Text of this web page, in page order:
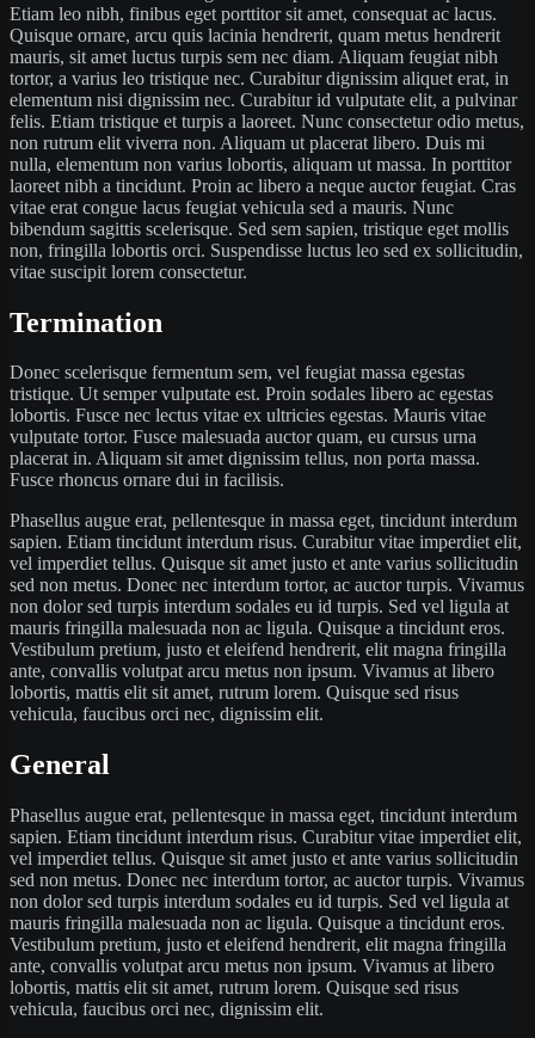
Etiam leo nibh, finibus eget porttitor sit amet, consequat ac lacus.
Quisque ornare, arcu quis lacinia hendrerit, quam metus hendrerit
mauris, sit amet luctus turpis sem nec diam. Aliquam feugiat nibh
tortor, a varius leo tristique nec. Curabitur dignissim aliquet erat, in
elementum nisi dignissim nec. Curabitur id vulputate elit, a pulvinar
felis. Etiam tristique et turpis a laoreet. Nunc consectetur odio metus,
non rutrum elit viverra non. Aliquam ut placerat libero. Duis mi
nulla, elementum non varius lobortis, aliquam ut massa. In porttitor
laoreet nibh a tincidunt. Proin ac libero a neque auctor feugiat. Cras
vitae erat congue lacus feugiat vehicula sed a mauris. Nunc
bibendum sagittis scelerisque. Sed sem sapien, tristique eget mollis
non, fringilla lobortis orci. Suspendisse luctus leo sed ex sollicitudin,
vitae suscipit lorem consectetur.
Termination
Donec scelerisque fermentum sem, vel feugiat massa egestas
tristique. Ut semper vulputate est. Proin sodales libero ac egestas
lobortis. Fusce nec lectus vitae ex ultricies egestas. Mauris vitae
vulputate tortor. Fusce malesuada auctor quam, eu cursus urna
placerat in. Aliquam sit amet dignissim tellus, non porta massa.
Fusce rhoncus ornare dui in facilisis.
Phasellus augue erat, pellentesque in massa eget, tincidunt interdum
sapien. Etiam tincidunt interdum risus. Curabitur vitae imperdiet elit,
vel imperdiet tellus. Quisque sit amet justo et ante varius sollicitudin
sed non metus. Donec nec interdum tortor, ac auctor turpis. Vivamus
non dolor sed turpis interdum sodales eu id turpis. Sed vel ligula at
mauris fringilla malesuada non ac ligula. Quisque a tincidunt eros.
Vestibulum pretium, justo et eleifend hendrerit, elit magna fringilla
ante, convallis volutpat arcu metus non ipsum. Vivamus at libero
lobortis, mattis elit sit amet, rutrum lorem. Quisque sed risus
vehicula, faucibus orci nec, dignissim elit.
General
Phasellus augue erat, pellentesque in massa eget, tincidunt interdum
sapien. Etiam tincidunt interdum risus. Curabitur vitae imperdiet elit,
vel imperdiet tellus. Quisque sit amet justo et ante varius sollicitudin
sed non metus. Donec nec interdum tortor, ac auctor turpis. Vivamus
non dolor sed turpis interdum sodales eu id turpis. Sed vel ligula at
mauris fringilla malesuada non ac ligula. Quisque a tincidunt eros.
Vestibulum pretium, justo et eleifend hendrerit, elit magna fringilla
ante, convallis volutpat arcu metus non ipsum. Vivamus at libero
lobortis, mattis elit sit amet, rutrum lorem. Quisque sed risus
vehicula, faucibus orci nec, dignissim elit.